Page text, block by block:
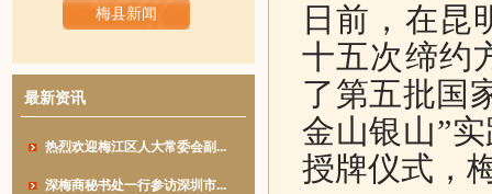
梅县新闻
最新资讯
热烈欢迎梅江区人大常委会副...
深梅商秘书处一行参访深圳市...
日前，在昆
十五次缔约
了第五批国
金山银山”
授牌仪式，